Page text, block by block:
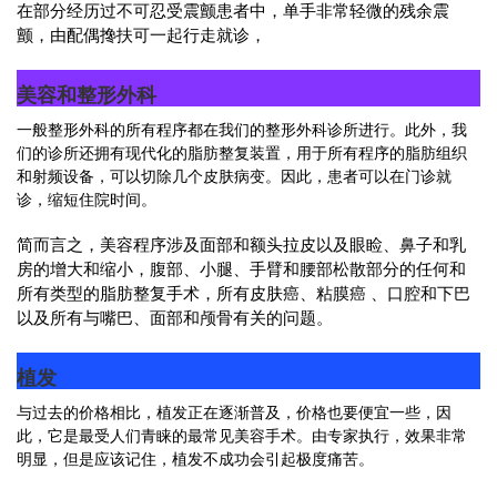
在部分经历过不可忍受震颤患者中，单手非常轻微的残余震
颤，由配偶搀扶可一起行走就诊，
美容和整形外科
一般整形外科的所有程序都在我们的整形外科诊所进行。此外，我
们的诊所还拥有现代化的脂肪整复装置，用于所有程序的脂肪组织
和射频设备，可以切除几个皮肤病变。因此，患者可以在门诊就
诊，缩短住院时间。
简而言之，美容程序涉及面部和额头拉皮以及眼睑、鼻子和乳
房的增大和缩小，腹部、小腿、手臂和腰部松散部分的任何和
所有类型的脂肪整复手术，所有皮肤癌、粘膜癌 、口腔和下巴
以及所有与嘴巴、面部和颅骨有关的问题。
植发
与过去的价格相比，植发正在逐渐普及，价格也要便宜一些，因
此，它是最受人们青睐的最常见美容手术。由专家执行，效果非常
明显，但是应该记住，植发不成功会引起极度痛苦。